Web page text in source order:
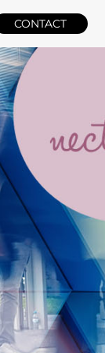
CONTACT